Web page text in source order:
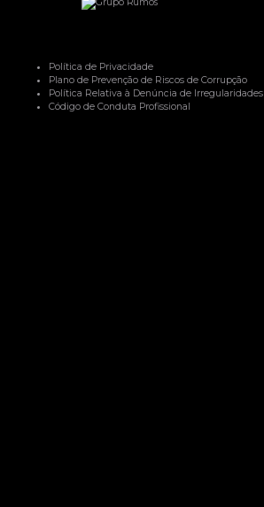
Política de Privacidade
Plano de Prevenção de Riscos de Corrupção
Política Relativa à Denúncia de Irregularidades
Código de Conduta Profissional